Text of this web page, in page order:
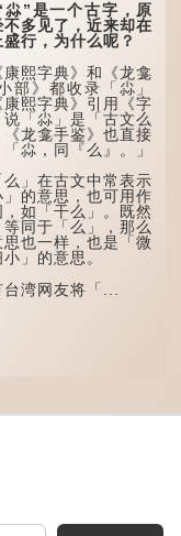
是一个古字，原
不多见了，近来却在
盛行，为什么呢？
字典》和《龙龛
部》都收录「尛」
康熙字典》引用《字
「尛」是「古文么
《龙龛手鉴》也直接
尛，同『么』。」
在古文中常表示
」的意思，也可用作
，如「干么」。既然
等同于「么」，那么
思也一样，也是「微
」的意思。
网友将「...